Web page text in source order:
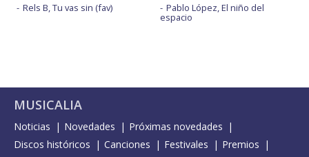
Rels B, Tu vas sin (fav) Pablo López, El niño del
espacio
MUSICALIA
Noticias Novedades
Próximas novedades
Discos históricos
Canciones Festivales
Premios